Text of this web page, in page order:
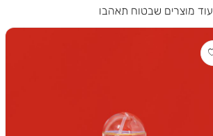
עוד מוצרים שבטוח תאהבו